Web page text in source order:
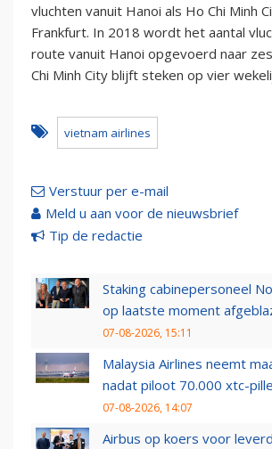
vluchten vanuit Hanoi als Ho Chi Minh
Frankfurt. In 2018 wordt het aantal
route vanuit Hanoi opgevoerd naar
Chi Minh City blijft steken op vier
vietnam airlines
Verstuur per e-mail
Meld u aan voor de nieuwsbrief
Tip de redactie
Staking cabinepersoneel
op laatste moment
07-08-2026, 15:11
Malaysia Airlines neemt
nadat piloot 70.000 xtc-
07-08-2026, 14:07
Airbus op koers voor